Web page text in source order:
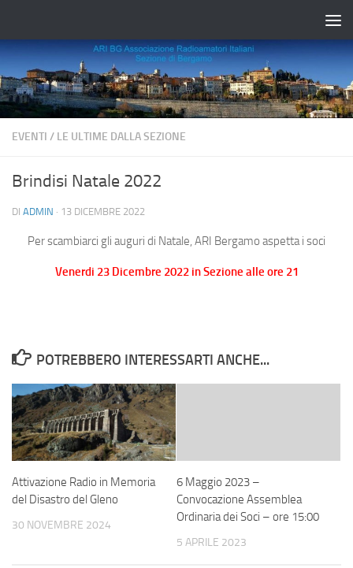
EVENTI / LE ULTIME DALLA SEZIONE
Brindisi Natale 2022
DI ADMIN · 13 DICEMBRE 2022
Per scambiarci gli auguri di Natale, ARI Bergamo aspetta i soci
Venerdi 23 Dicembre 2022 in Sezione alle ore 21
POTREBBERO INTERESSARTI ANCHE...
Attivazione Radio in Memoria
del Disastro del Gleno
30 NOVEMBRE 2024
6 Maggio 2023 –
Convocazione Assemblea
Ordinaria dei Soci – ore 15:00
5 APRILE 2023